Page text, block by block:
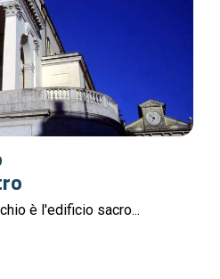
è l'edificio sacro...